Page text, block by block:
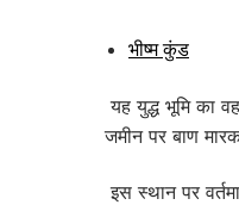
भीष्म कुंड
यह युद्ध भूमि का
जमीन पर बाण
इस स्थान पर